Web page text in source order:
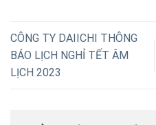
CÔNG TY DAIICHI THÔNG
BÁO LỊCH NGHỈ TẾT ÂM
LỊCH 2023